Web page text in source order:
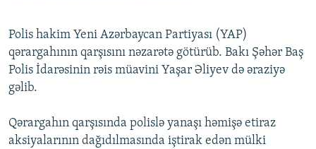
XƏBƏR BÜLLETENLƏRIMIZ
Polis hakim Yeni Azərbaycan Partiyası (YAP)
qərargahının qarşısını nəzarətə götürüb. Bakı Şəhər Baş
Polis İdarəsinin rəis müavini Yaşar Əliyev də əraziyə
gəlib.
Qərargahın qarşısında polislə yanaşı həmişə etiraz
aksiyalarının dağıdılmasında iştirak edən mülki